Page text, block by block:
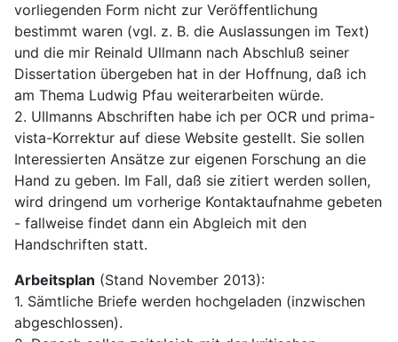
vorliegenden Form nicht zur Veröffentlichung
bestimmt waren (vgl. z. B. die Auslassungen im Text)
und die mir Reinald Ullmann nach Abschluß seiner
Dissertation übergeben hat in der Hoffnung, daß ich
am Thema Ludwig Pfau weiterarbeiten würde.
2. Ullmanns Abschriften habe ich per OCR und prima-
vista-Korrektur auf diese Website gestellt. Sie sollen
Interessierten Ansätze zur eigenen Forschung an die
Hand zu geben. Im Fall, daß sie zitiert werden sollen,
wird dringend um vorherige Kontaktaufnahme gebeten
- fallweise findet dann ein Abgleich mit den
Handschriften statt.
Arbeitsplan (Stand November 2013):
1. Sämtliche Briefe werden hochgeladen (inzwischen
abgeschlossen).